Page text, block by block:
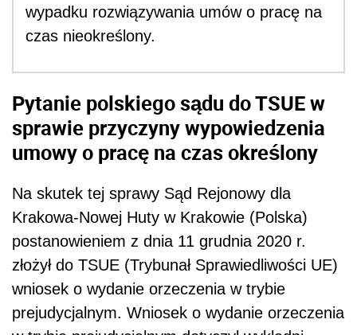
wypadku rozwiązywania umów o pracę na
czas nieokreślony.
Pytanie polskiego sądu do TSUE w
sprawie przyczyny wypowiedzenia
umowy o pracę na czas określony
Na skutek tej sprawy Sąd Rejonowy dla
Krakowa-Nowej Huty w Krakowie (Polska)
postanowieniem z dnia 11 grudnia 2020 r.
złożył do TSUE (Trybunał Sprawiedliwości UE)
wniosek o wydanie orzeczenia w trybie
prejudycjalnym. Wniosek o wydanie orzeczenia